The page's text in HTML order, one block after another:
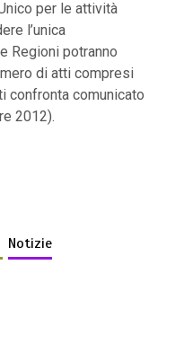
per le attività
l’unica
Regioni potranno
di atti compresi
confronta comunicato
2012).
Notizie